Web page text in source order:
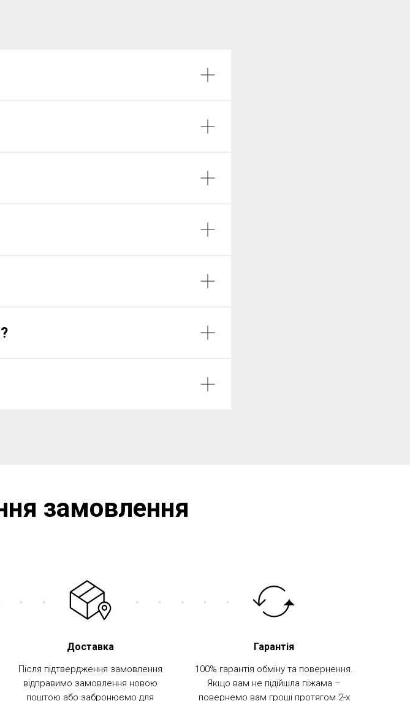
замовлення
Доставка
Після підтвердження замовлення
відправимо замовлення новою
поштою або забронюємо для
Гарантія
100% гарантія обміну та повернення.
Якщо вам не підійшла піжама –
повернемо вам гроші протягом 2-х